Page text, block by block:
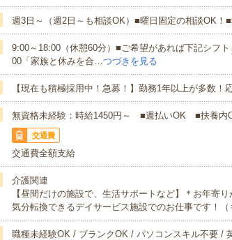
週3日～（週2日～も相談OK）■曜日固定の相談OK！
9:00～18:00（休憩60分）■ご希望があれば下記シフ
00「家族と休みを合…つづきを見る
【現在も積極採用中！急募！】勤務1年以上が多数！
無資格未経験：時給1450円～ ■週払いOK ■扶養内
交通費
交通費全額支給
介護関連
【昼間だけの施設で、生活サポートなど】＊お年寄
気分転換できるデイサービス施設でのお仕事です！
職種未経験OK / ブランクOK / パソコンスキル不要 /